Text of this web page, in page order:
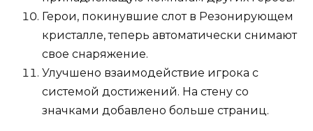
Герои, покинувшие слот в Резонирующем
кристалле, теперь автоматически снимают
свое снаряжение.
Улучшено взаимодействие игрока с
системой достижений. На стену со
значками добавлено больше страниц.